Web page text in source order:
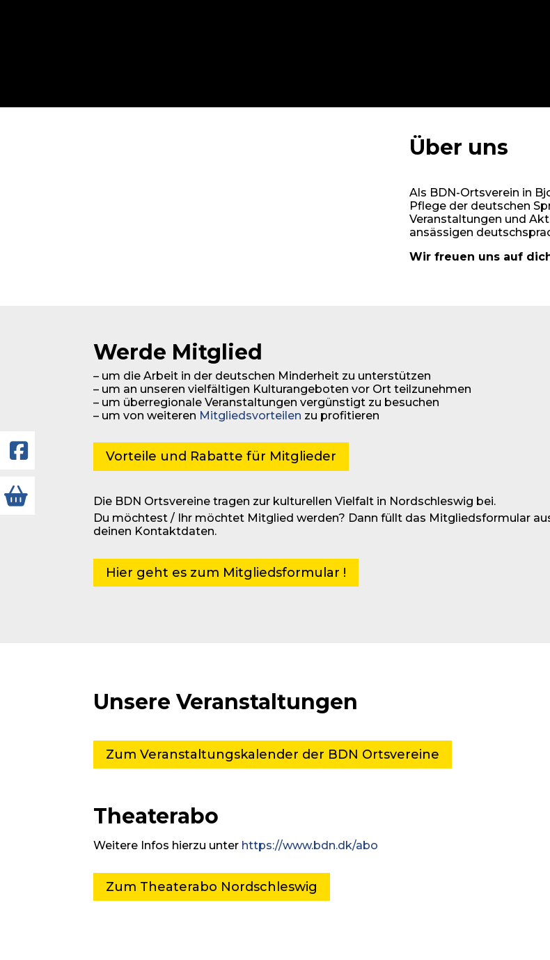
Über uns
Als BDN-Ortsverein in
Pflege der deutschen
Veranstaltungen und
ansässigen
Wir freuen uns auf
Werde Mitglied
– um die Arbeit in der deutschen Minderheit zu unterstützen
– um an unseren vielfältigen Kulturangeboten vor Ort teilzunehmen
– um überregionale Veranstaltungen vergünstigt zu besuchen
– um von weiteren Mitgliedsvorteilen zu profitieren
Vorteile und Rabatte für Mitglieder
Die BDN Ortsvereine tragen zur kulturellen Vielfalt in Nordschleswig bei.
Du möchtest / Ihr möchtet Mitglied werden? Dann füllt das Mitgliedsformular
deinen Kontaktdaten.
Hier geht es zum Mitgliedsformular !
Unsere Veranstaltungen
Zum Veranstaltungskalender der BDN Ortsvereine
Theaterabo
Weitere Infos hierzu unter https://www.bdn.dk/abo
Zum Theaterabo Nordschleswig